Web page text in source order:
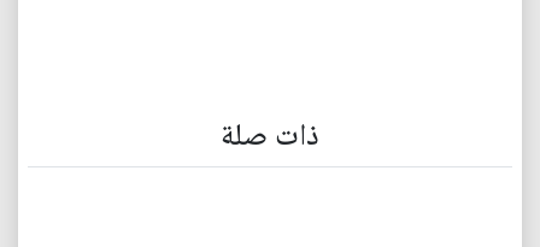
ذات صلة